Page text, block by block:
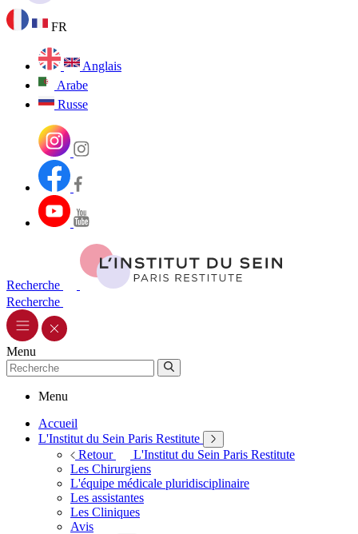
FR
Anglais
Arabe
Russe
Recherche
Recherche
Menu
Menu
Accueil
L'Institut du Sein Paris Restitute
Retour
L'Institut du Sein Paris Restitute
Les Chirurgiens
L'équipe médicale pluridisciplinaire
Les assistantes
Les Cliniques
Avis